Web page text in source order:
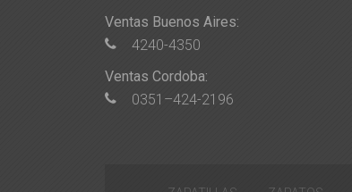
Ventas Buenos Aires:
4240-4350
Ventas Cordoba:
0351–424-2196